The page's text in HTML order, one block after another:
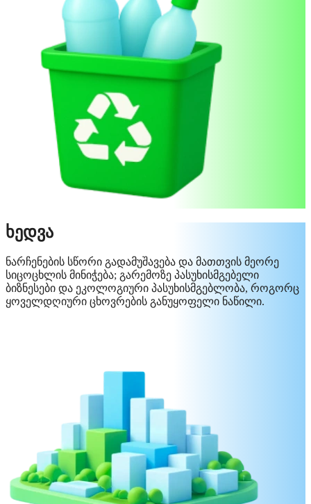
ხედვა
ნარჩენების სწორი გადამუშავება და მათთვის მეორე
სიცოცხლის მინიჭება; გარემოზე პასუხისმგებელი
ბიზნესები და ეკოლოგიური პასუხისმგებლობა, როგორც
ყოველდღიური ცხოვრების განუყოფელი ნაწილი.